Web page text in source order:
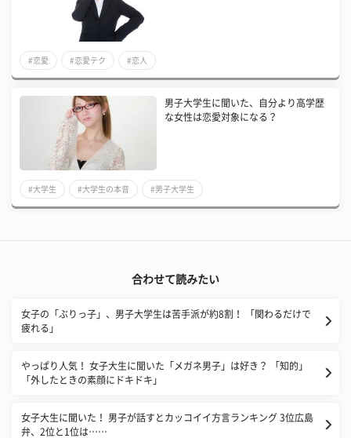
#恋愛 #恋愛テク #恋人
男子大学生に聞いた、自分より高学歴
な女性は恋愛対象になる？
#大学生 #大学生の本音 #男子大学生
合わせて読みたい
女子の「ぶりっ子」、男子大学生は苦手派が約8割！ 「関わるだけで
疲れる」
やっぱり人気！ 女子大生に聞いた「メガネ男子」は好き？ 「知的」
「外したときの素顔にドキドキ」
女子大生に聞いた！ 男子が話すとカッコイイ方言ランキング 3位広島
弁、2位と1位は……